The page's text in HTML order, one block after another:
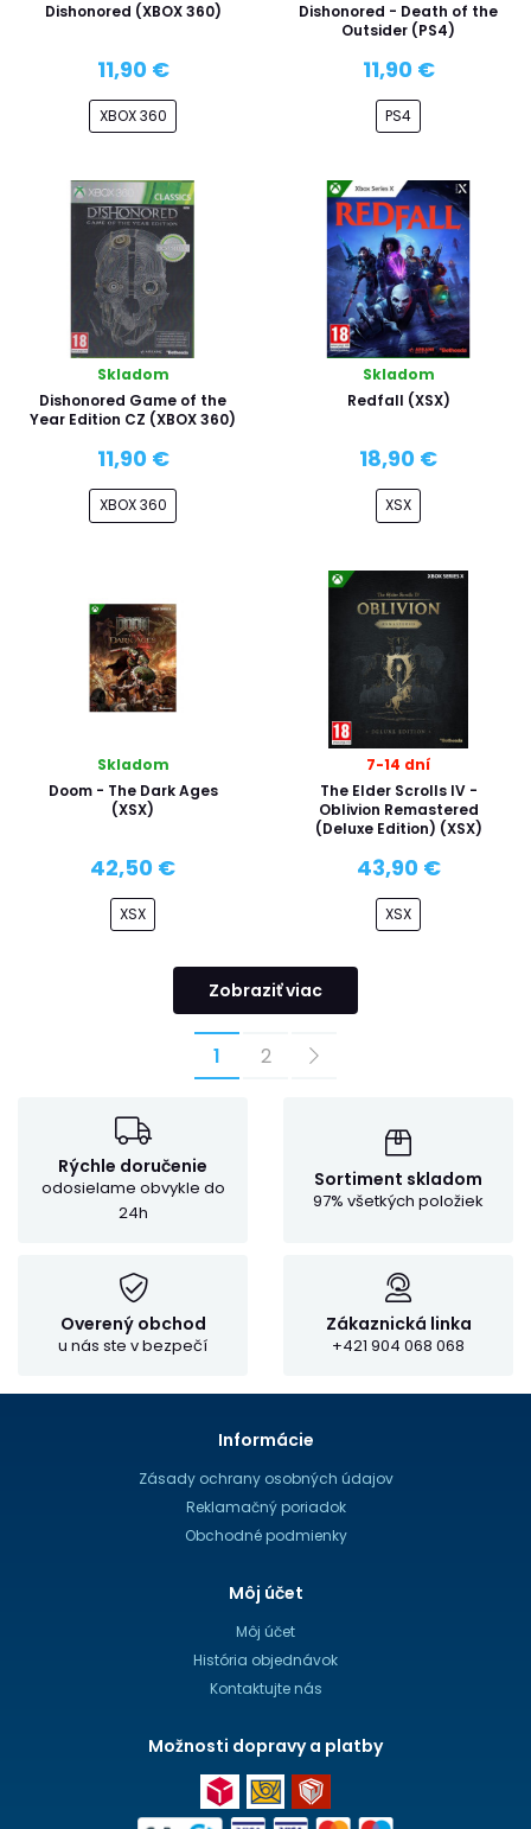
Dishonored (XBOX 360)
11,90 €
XBOX 360
Dishonored - Death of the
Outsider (PS4)
11,90 €
PS4
Skladom
Dishonored Game of the
Year Edition CZ (XBOX 360)
11,90 €
XBOX 360
Skladom
Redfall (XSX)
18,90 €
XSX
Skladom
Doom - The Dark Ages
(XSX)
42,50 €
XSX
7-14 dní
The Elder Scrolls IV -
Oblivion Remastered
(Deluxe Edition) (XSX)
43,90 €
XSX
Zobraziť viac
1 2
Rýchle doručenie
odosielame obvykle do
24h
Sortiment skladom
97% všetkých položiek
Overený obchod
u nás ste v bezpečí
Zákaznická linka
+421 904 068 068
Informácie
Zásady ochrany osobných údajov
Reklamačný poriadok
Obchodné podmienky
Môj účet
Môj účet
História objednávok
Kontaktujte nás
Možnosti dopravy a platby